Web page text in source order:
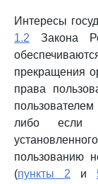
Интересы
1.2 Закона
прекращения
права
либо если
пользованию
(пункты 2 и